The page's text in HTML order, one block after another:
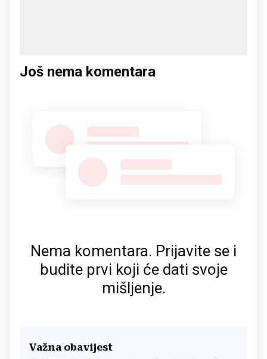
Još nema komentara
Nema komentara. Prijavite se i
budite prvi koji će dati svoje
mišljenje.
Važna obavijest